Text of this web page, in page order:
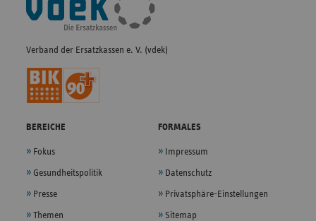
Navigation
Verband der Ersatzkassen e. V. (vdek)
BEREICHE
Fokus
Gesundheitspolitik
Presse
Themen
FORMALES
Impressum
Datenschutz
Privatsphäre-Einstellungen
Sitemap